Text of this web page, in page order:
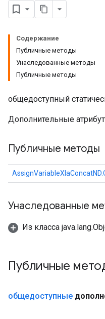
Содержание
Публичные методы
Унаследованные методы
Публичные методы
общедоступный
Дополнительные
Публичные методы
Унаследованные
Из класса
Публичные
общедоступные